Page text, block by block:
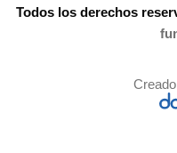
Todos los derechos